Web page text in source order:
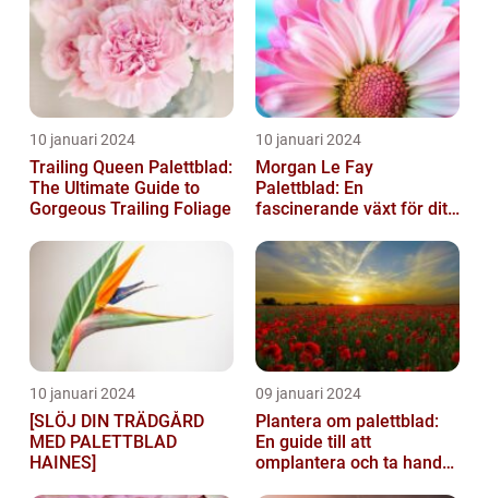
10 januari 2024
Trailing Queen Palettblad:
The Ultimate Guide to
Gorgeous Trailing Foliage
10 januari 2024
Morgan Le Fay
Palettblad: En
fascinerande växt för ditt
10 januari 2024
[SLÖJ DIN TRÄDGÅRD
MED PALETTBLAD
HAINES]
09 januari 2024
Plantera om palettblad:
En guide till att
omplantera och ta hand